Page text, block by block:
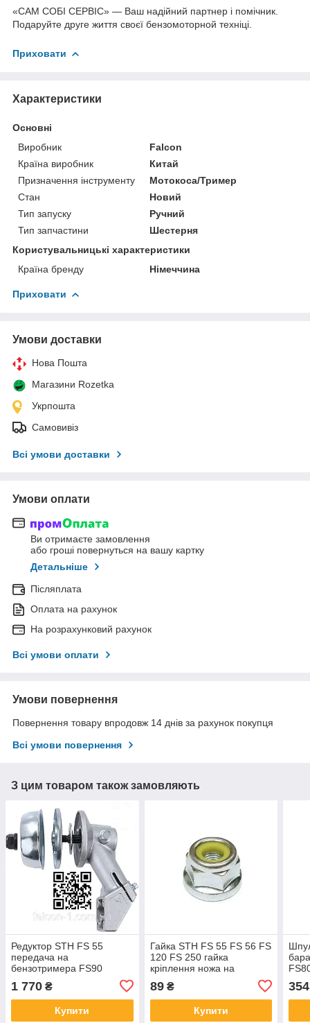
«САМ СОБІ СЕРВІС» — Ваш надійний партнер і помічник.
Подаруйте друге життя своєї бензомоторной техніці.
Приховати
Характеристики
Основні
Виробник
Falcon
Країна виробник
Китай
Призначення інструменту
Мотокоса/Тример
Стан
Новий
Тип запуску
Ручний
Тип запчастини
Шестерня
Користувальницькі характеристики
Країна бренду
Німеччина
Приховати
Умови доставки
Нова Пошта
Магазини Rozetka
Укрпошта
Самовивіз
Всі умови доставки
Умови оплати
Ви отримаєте замовлення
або гроші повернуться на вашу картку
Детальніше
Післяплата
Оплата на рахунок
На розрахунковий рахунок
Всі умови оплати
Умови повернення
Повернення товару впродовж 14 днів за рахунок покупця
Всі умови повернення
З цим товаром також замовляють
Редуктор STH FS 55
передача на
бензотримера FS90
FS100 нижній редуктор на
бензокосу FS120
1 770 ₴
Купити
Гайка STH FS 55 FS 56 FS
120 FS 250 гайка
кріплення ножа на
41266427600
89₴
Купити
354